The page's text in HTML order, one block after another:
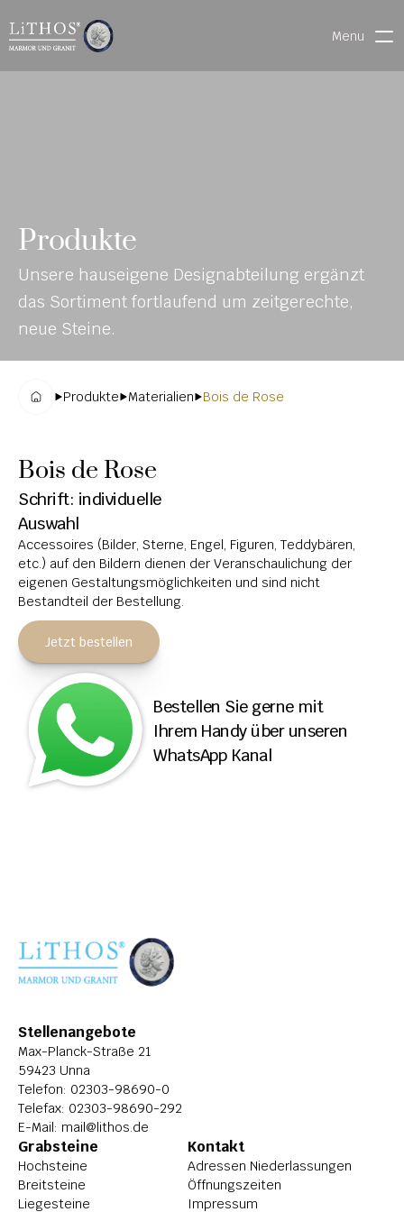
Menu
INE-
KAT
ALO
G
MATERIALIEN
STEINMETZFINDER
3D-KONFIGURATOR
DOWNLOADS
DENKMALE
MAGRADO
KOLUMBARIEN
BREITSTEINE
LIEGESTEINE
URNENANLAGEN
LEUCHTGRABMALE
KONTAKT
ADRESSEN NIEDERLASSUNGEN
ÖFFNUNGSZEITEN
Produkte
Unsere hauseigene Designabteilung ergänzt
das Sortiment fortlaufend um zeitgerechte,
neue Steine.
Produkte Materialien Bois de Rose
Bois de Rose
Schrift: individuelle
Auswahl
Accessoires (Bilder, Sterne, Engel, Figuren, Teddybären,
etc.) auf den Bildern dienen der Veranschaulichung der
eigenen Gestaltungsmöglichkeiten und sind nicht
Bestandteil der Bestellung.
Jetzt bestellen
Bestellen Sie gerne mit
Ihrem Handy über unseren
WhatsApp Kanal
Stellenangebote
Max-Planck-Straße 21
59423 Unna
Telefon: 02303-98690-0
Telefax: 02303-98690-292
E-Mail: mail@lithos.de
Grabsteine
Hochsteine
Breitsteine
Liegesteine
Kontakt
Adressen Niederlassungen
Öffnungszeiten
Impressum